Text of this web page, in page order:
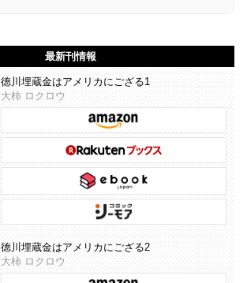
最新刊情報
徳川埋蔵金はアメリカにござる1
大柿 ロクロウ
徳川埋蔵金はアメリカにござる2
大柿 ロクロウ